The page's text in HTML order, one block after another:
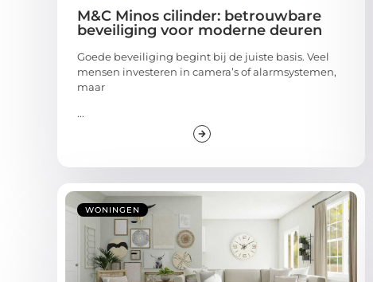
M&C Minos cilinder: betrouwbare
beveiliging voor moderne deuren
Goede beveiliging begint bij de juiste basis. Veel
mensen investeren in camera’s of alarmsystemen,
maar
...
WONINGEN